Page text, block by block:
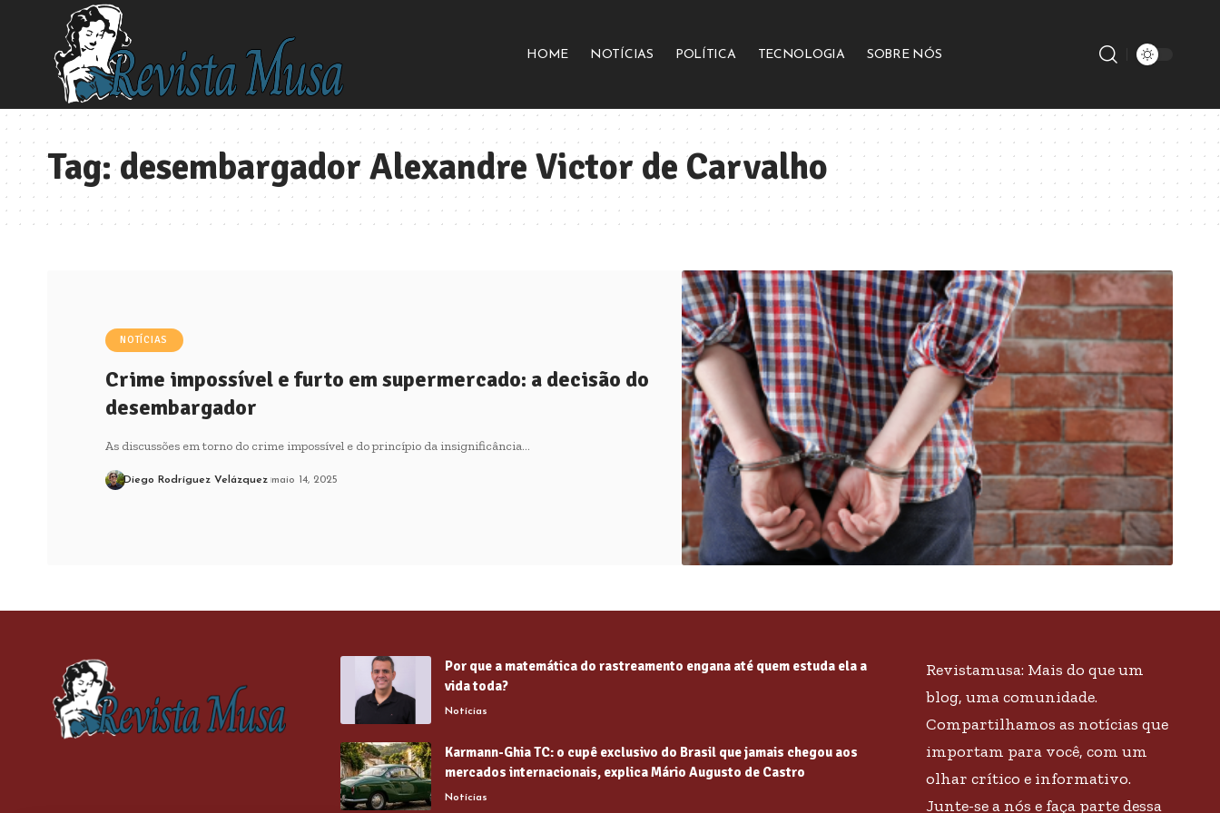
HOME NOTÍCIAS POLÍTICA TECNOLOGIA SOBRE NÓS
Tag:desembargador Alexandre Victor de Carvalho
NOTÍCIAS
Crime impossível e furto em supermercado: a decisão do
desembargador
As discussões em torno do crime impossível e do princípio da insignificância…
Diego Rodríguez Velázquez maio 14, 2025
Por que a matemática do rastreamento engana até quem estuda ela a
vida toda?
Notícias
Karmann-Ghia TC: o cupê exclusivo do Brasil que jamais chegou aos
mercados internacionais, explica Mário Augusto de Castro
Notícias
Revistamusa: Mais do que um
blog, uma comunidade.
Compartilhamos as notícias que
importam para você, com um
olhar crítico e informativo.
Junte-se a nós e faça parte dessa